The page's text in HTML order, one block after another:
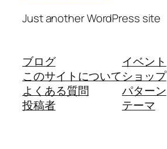
Just another WordPress site
ブログ
このサイトについて
よくある質問
投稿者
イベント
ショップ
パターン
テーマ